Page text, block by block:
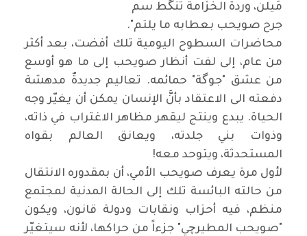
مَيلن، وردة الخزّامة تنگط سم
جرح صويحب بعطابه ما يلتم".
محاضرات السطوح اليومية تلك أفضت، بعد أكثر
من عام، إلى لفت أنظار صويحب إلى ما هو أوسع
من عشق "جوگة" حمائمه. تعاليم جديدةٌ مدهشة
دفعته الى الاعتقاد بأنَّ الإنسان يمكن أن يغيّر وجه
الحياة. يبدع وينتج ليقهر مظاهر الاغتراب في ذاته،
وذوات بني جلدته، ويعانق العالم بقواه
المستحدثة، ويتوحد معه!
لأول مرة يعرف صويحب الأمي، أن بمقدوره الانتقال
من حالته البائسة تلك إلى الحالة المدنية لمجتمع
منظم، فيه أحزاب ونقابات ودولة قانون، ويكون
"صويحب المطيرچي" جزءاً من حراكها، لأنه سيتغيّر